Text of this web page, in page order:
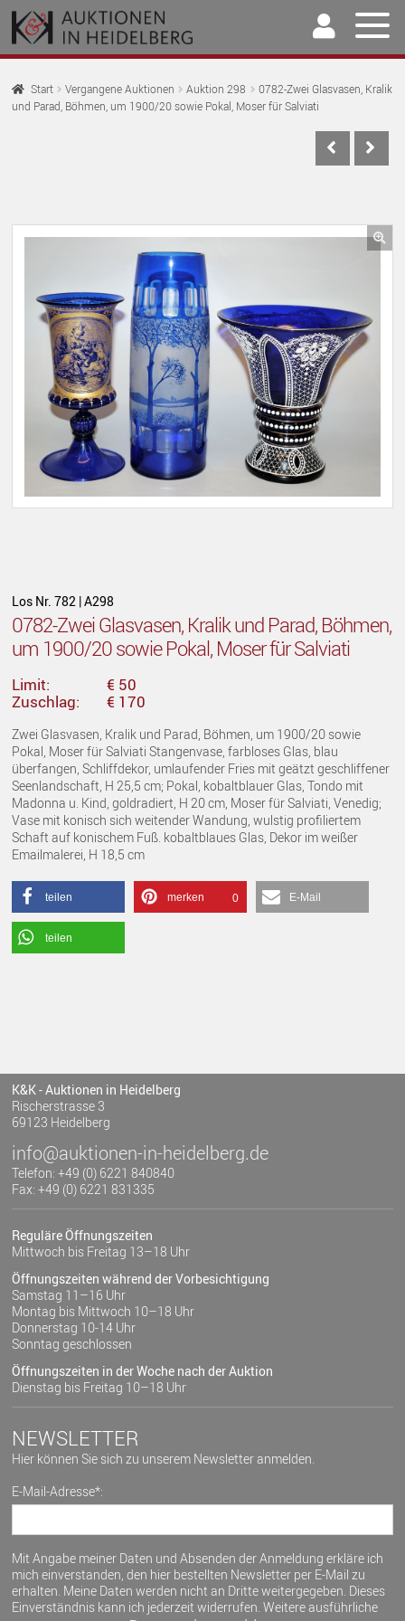
Zur
Navigation
springen
Springe
zum
Inhalt
Home
Kontakt
Start Vergangene Auktionen Auktion 298
0782-Zwei Glasvasen, Kralik
und Parad, Böhmen, um 1900/20 sowie Pokal, Moser für Salviati
Los Nr. 782 | A298
0782-Zwei Glasvasen, Kralik und Parad, Böhmen,
um 1900/20 sowie Pokal, Moser für Salviati
Limit:
€ 50
Zuschlag:
€ 170
Zwei Glasvasen, Kralik und Parad, Böhmen, um 1900/20 sowie
Pokal, Moser für Salviati Stangenvase, farbloses Glas, blau
überfangen, Schliffdekor, umlaufender Fries mit geätzt geschliffener
Seenlandschaft, H 25,5 cm; Pokal, kobaltblauer Glas, Tondo mit
Madonna u. Kind, goldradiert, H 20 cm, Moser für Salviati, Venedig;
Vase mit konisch sich weitender Wandung, wulstig profiliertem
Schaft auf konischem Fuß. kobaltblaues Glas, Dekor im weißer
Emailmalerei, H 18,5 cm
teilen merken 0 E-Mail
teilen
K&K - Auktionen in Heidelberg
Rischerstrasse 3
69123 Heidelberg
info@auktionen-in-heidelberg.de
Telefon: +49 (0) 6221 840840
Fax: +49 (0) 6221 831335
Reguläre Öffnungszeiten
Mittwoch bis Freitag 13–18 Uhr
Öffnungszeiten während der Vorbesichtigung
Samstag 11–16 Uhr
Montag bis Mittwoch 10–18 Uhr
Donnerstag 10-14 Uhr
Sonntag geschlossen
Öffnungszeiten in der Woche nach der Auktion
Dienstag bis Freitag 10–18 Uhr
NEWSLETTER
Hier können Sie sich zu unserem Newsletter anmelden.
E-Mail-Adresse*:
Mit Angabe meiner Daten und Absenden der Anmeldung erkläre ich
mich einverstanden, den hier bestellten Newsletter per E-Mail zu
erhalten. Meine Daten werden nicht an Dritte weitergegeben. Dieses
Einverständnis kann ich jederzeit widerrufen. Weitere ausführliche